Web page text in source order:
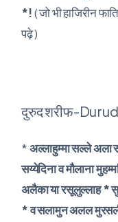
*!( जो भी हाजिरीन
पढ़े )
दुरुद शरीफ-
*अल्लाहुम्मा सल्ले अला
सय्येदिना व मौलाना
अलैका या रसूलुल्लाह *
* व सलामुन अलल